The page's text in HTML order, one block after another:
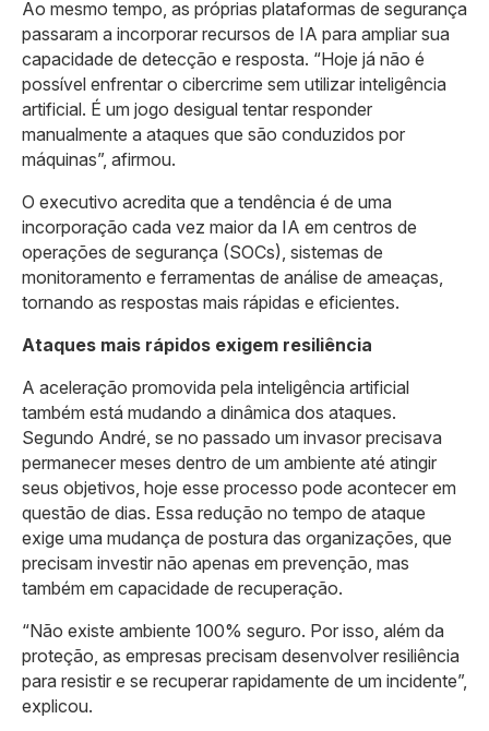
Ao mesmo tempo, as próprias plataformas de segurança
passaram a incorporar recursos de IA para ampliar sua
capacidade de detecção e resposta. “Hoje já não é
possível enfrentar o cibercrime sem utilizar inteligência
artificial. É um jogo desigual tentar responder
manualmente a ataques que são conduzidos por
máquinas”, afirmou.
O executivo acredita que a tendência é de uma
incorporação cada vez maior da IA em centros de
operações de segurança (SOCs), sistemas de
monitoramento e ferramentas de análise de ameaças,
tornando as respostas mais rápidas e eficientes.
Ataques mais rápidos exigem resiliência
A aceleração promovida pela inteligência artificial
também está mudando a dinâmica dos ataques.
Segundo André, se no passado um invasor precisava
permanecer meses dentro de um ambiente até atingir
seus objetivos, hoje esse processo pode acontecer em
questão de dias. Essa redução no tempo de ataque
exige uma mudança de postura das organizações, que
precisam investir não apenas em prevenção, mas
também em capacidade de recuperação.
“Não existe ambiente 100% seguro. Por isso, além da
proteção, as empresas precisam desenvolver resiliência
para resistir e se recuperar rapidamente de um incidente”,
explicou.